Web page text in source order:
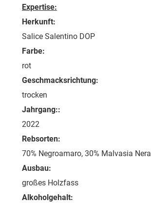
Expertise:
Herkunft:
Salice Salentino DOP
Farbe:
rot
Geschmacksrichtung:
trocken
Jahrgang::
2022
Rebsorten:
70% Negroamaro, 30% Malvasia Nera
Ausbau:
großes Holzfass
Alkoholgehalt: